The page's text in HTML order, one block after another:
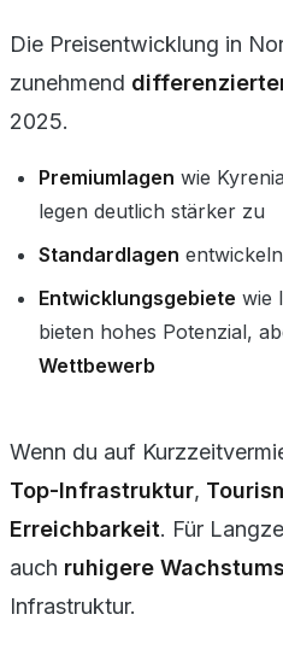
Die Preisentwicklung in
zunehmend
2025.
Premiumlagen wie
legen deutlich stärker zu
Standardlagen
Entwicklungsgebiete wie
bieten hohes Potenzial,
Wettbewerb
Wenn du auf
Top-Infrastruktur,
Erreichbarkeit. Für
auch ruhigere
Infrastruktur.